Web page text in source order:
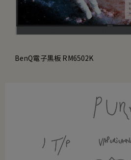
BenQ電子黒板 RM6502K